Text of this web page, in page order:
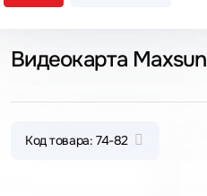
Главная
Код товара: 74-82